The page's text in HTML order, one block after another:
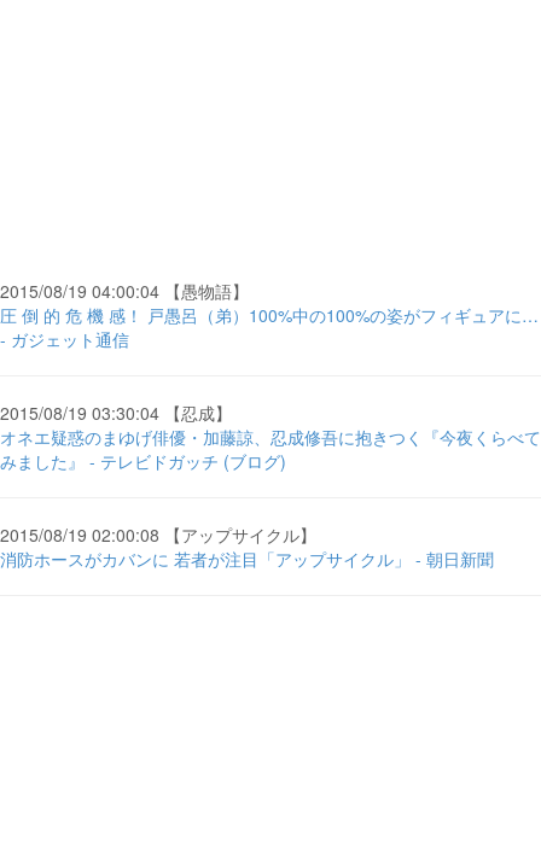
2015/08/19 04:00:04 【愚物語】
圧 倒 的 危 機 感！ 戸愚呂（弟）100%中の100%の姿がフィギュアに…
- ガジェット通信
2015/08/19 03:30:04 【忍成】
オネエ疑惑のまゆげ俳優・加藤諒、忍成修吾に抱きつく『今夜くらべて
みました』 - テレビドガッチ (ブログ)
2015/08/19 02:00:08 【アップサイクル】
消防ホースがカバンに 若者が注目「アップサイクル」 - 朝日新聞